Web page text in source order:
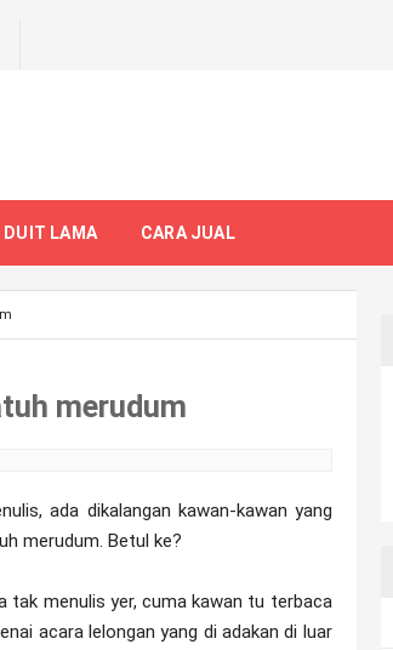
DUIT LAMA CARA JUAL
merudum
ada dikalangan kawan-kawan yang
merudum. Betul ke?
tak menulis yer, cuma kawan tu terbaca
acara lelongan yang di adakan di luar